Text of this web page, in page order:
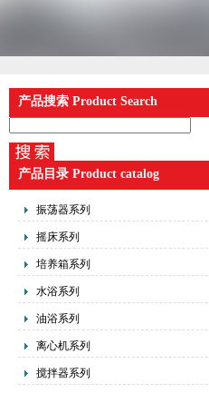
产品搜索 Product Search
产品目录 Product catalog
振荡器系列
摇床系列
培养箱系列
水浴系列
油浴系列
离心机系列
搅拌器系列